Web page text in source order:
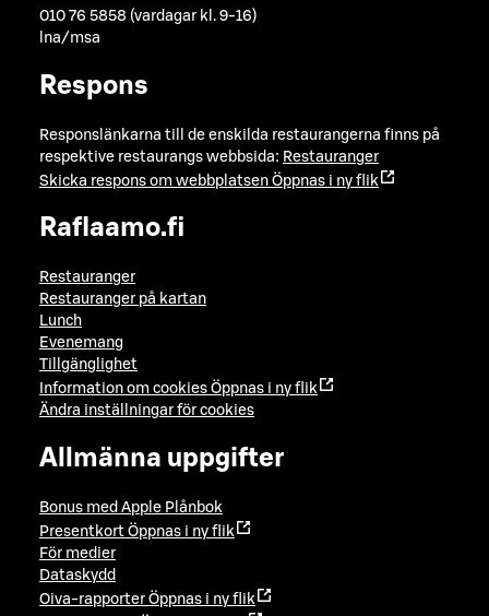
010 76 5858 (vardagar kl. 9-16)
lna/msa
Respons
Responslänkarna till de enskilda restaurangerna finns på
respektive restaurangs webbsida: Restauranger
Skicka respons om webbplatsen Öppnas i ny flik
Raflaamo.fi
Restauranger
Restauranger på kartan
Lunch
Evenemang
Tillgänglighet
Information om cookies Öppnas i ny flik
Ändra inställningar för cookies
Allmänna uppgifter
Bonus med Apple Plånbok
Presentkort Öppnas i ny flik
För medier
Dataskydd
Oiva-rapporter Öppnas i ny flik